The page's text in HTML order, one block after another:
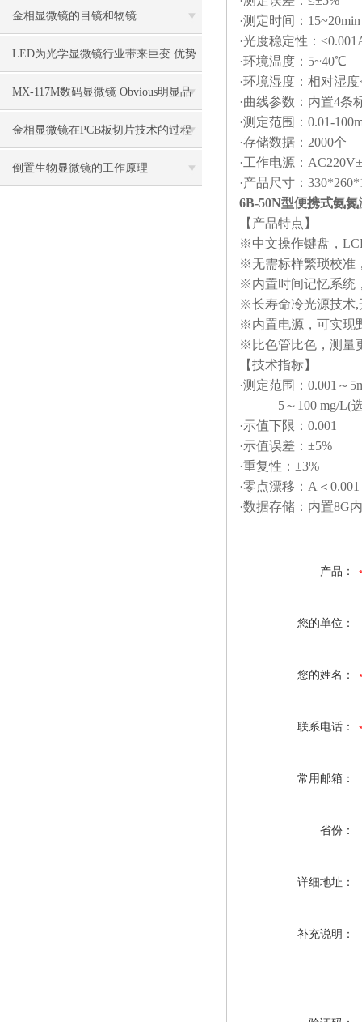
金相显微镜的目镜和物镜
LED为光学显微镜行业带来巨变 优势
比传统卤素更明显
MX-117M数码显微镜 Obvious明显品
牌值得推荐
金相显微镜在PCB板切片技术的过程
控制中的作用
倒置生物显微镜的工作原理
·测定时间：15~20min
·光度稳定性：
·环境温度：5~40℃
·环境湿度：相对湿
·曲线参数：内置4条
·测定范围：0.01-
·存储数据：2000个
·工作电源：
·产品尺寸：
6B-50N型便携式氨
【产品特点】
※中文操作键盘，
※无需标样繁琐校准
※内置时间记忆系统
※长寿命冷光源技术,
※内置电源，可实现
※比色管比色，测量
【技术指标】
·测定范围：0.001～
5～100 mg/L(选
·示值下限：0.001
·示值误差：±5%
·重复性：±3%
·零点漂移：A＜0.001
·数据存储：内置8G
产品：
您的单位：
您的姓名：
联系电话：
常用邮箱：
省份：
详细地址：
补充说明：